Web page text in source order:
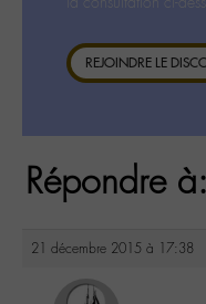
REJOINDRE LE
Répondre
21 décembre 2015 à 17:38